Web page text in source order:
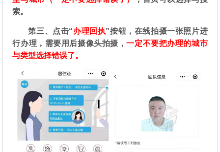
索。
第三、点击“办理回执”按钮，在线拍摄一张照片进
行办理，需要用后摄像头拍摄，一定不要把办理的城市
与类型选择错误了。